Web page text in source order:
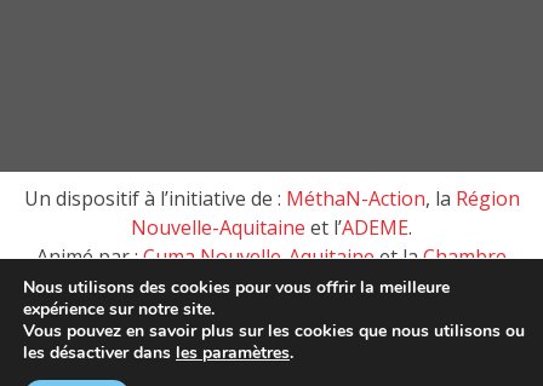
Un dispositif à l’initiative de : MéthaN-Action, la Région
Nouvelle-Aquitaine et l’ADEME.
Animé par :Cuma Nouvelle-Aquitaineet laChambre
d’agriculture de Nouvelle-Aquitaine
MéthaN-Action, tous droits réservés © 2018 –
Nous utilisons des cookies pour vous offrir la meilleure
expérience sur notre site.
Vous pouvez en savoir plus sur les cookies que nous utilisons ou
les désactiver dans les paramètres.